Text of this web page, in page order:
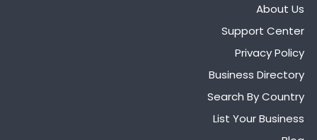
About Us
Support Center
Privacy Policy
Business Directory
Search By Country
List Your Business